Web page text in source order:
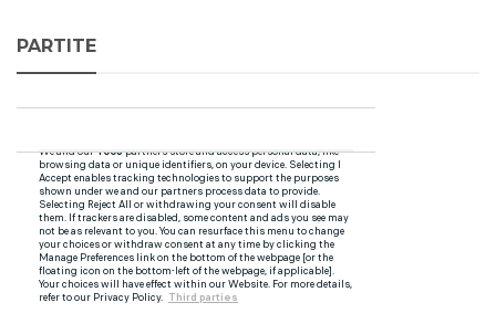
PARTITE